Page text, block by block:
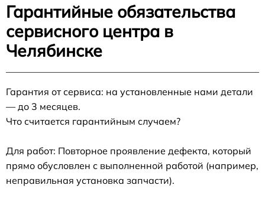
Гарантийные обязательства
сервисного центра в
Челябинске
Гарантия от сервиса: на установленные нами детали
— до 3 месяцев.
Что считается гарантийным случаем?
Для работ: Повторное проявление дефекта, который
прямо обусловлен с выполненной работой (например,
неправильная установка запчасти).